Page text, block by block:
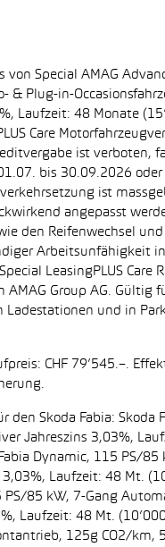
Special AMAG
& Plug-in-
Laufzeit: 48 Monate
Care
ist
bis 30.09.2026
ist
angepasst
den Reifenwechsel
Arbeitsunfähigkeit
LeasingPLUS
Group AG.
und in
CHF 79’545.–.
den Skoda Fabia:
Jahreszins 3,03%,
Dynamic, 115 PS/
Laufzeit: 48 Mt.
85 kW, 7-Gang
Laufzeit: 48 Mt.
125g CO2/km,